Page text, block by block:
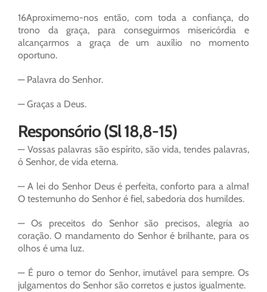
16Aproximemo-nos então, com toda a confiança, do
trono da graça, para conseguirmos misericórdia e
alcançarmos a graça de um auxílio no momento
oportuno.
— Palavra do Senhor.
— Graças a Deus.
Responsório (Sl 18,8-15)
— Vossas palavras são espírito, são vida, tendes palavras,
ó Senhor, de vida eterna.
— A lei do Senhor Deus é perfeita, conforto para a alma!
O testemunho do Senhor é fiel, sabedoria dos humildes.
— Os preceitos do Senhor são precisos, alegria ao
coração. O mandamento do Senhor é brilhante, para os
olhos é uma luz.
— É puro o temor do Senhor, imutável para sempre. Os
julgamentos do Senhor são corretos e justos igualmente.